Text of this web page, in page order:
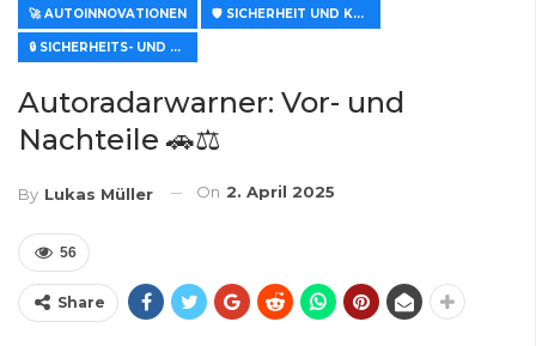
🚀 AUTOINNOVATIONEN 🛡️ SICHERHEIT UND KOMFORT
🔒 SICHERHEITS- UND SCHUTZSYSTEME
Autoradarwarner: Vor- und
Nachteile 🚗⚖️
By Lukas Müller On 2. April 2025
56
Share